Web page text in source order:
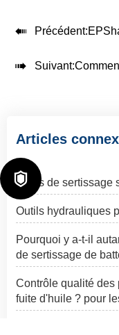
 Précédent:
 Suivant:
Articles
Outils de sertissage
Outils hydrauliques
Pourquoi y a-t-il
de sertissage de
Contrôle qualité des
fuite d'huile ? pour
